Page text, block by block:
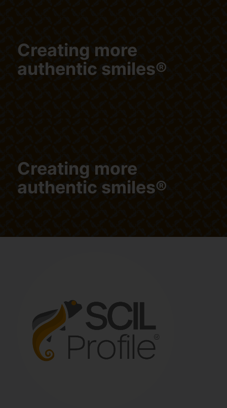
Creating more
authentic smiles®
Creating more
authentic smiles®